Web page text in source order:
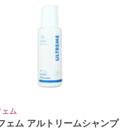
ェム
ェム アルトリームシャンプ